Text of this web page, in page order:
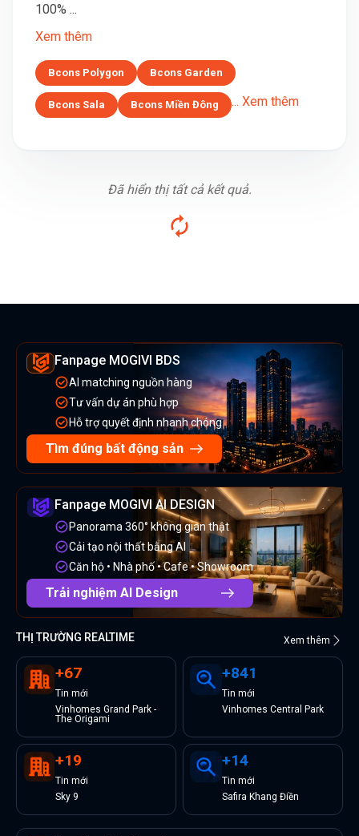
100% ...
Xem thêm
Bcons Polygon Bcons Garden
Bcons Sala Bcons Miền Đông ... Xem thêm
Đã hiển thị tất cả kết quả.
Fanpage MOGIVI BDS
AI matching nguồn hàng
Tư vấn dự án phù hợp
Hỗ trợ quyết định nhanh chóng
Tìm đúng bất động sản
Fanpage MOGIVI AI DESIGN
Panorama 360° không gian thật
Cải tạo nội thất bằng AI
Căn hộ • Nhà phố • Cafe • Showroom
Trải nghiệm AI Design
THỊ TRƯỜNG REALTIME Xem thêm
+67
Tin mới
Vinhomes Grand Park -
The Origami
+841
Tin mới
Vinhomes Central Park
+19
Tin mới
Sky 9
+14
Tin mới
Safira Khang Điền